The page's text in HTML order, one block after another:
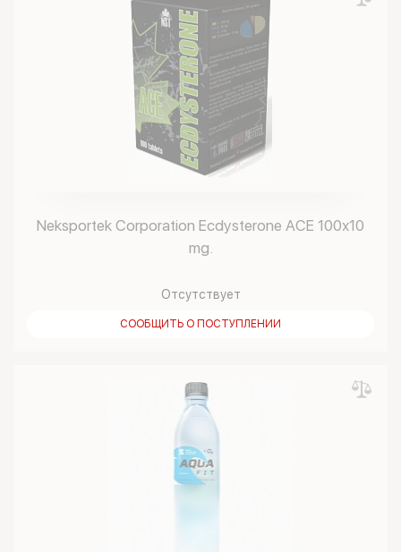
Neksportek Corporation Ecdysterone ACE 100х10
mg.
Отсутствует
СООБЩИТЬ О ПОСТУПЛЕНИИ